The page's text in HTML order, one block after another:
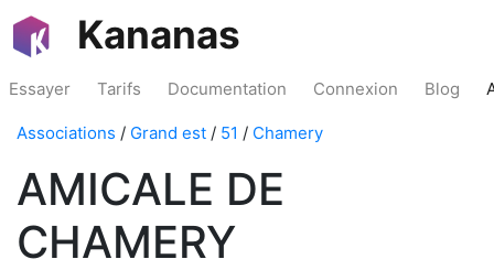
Kananas
Essayer Tarifs Documentation Connexion Blog
Associations / Grand est / 51 / Chamery
AMICALE DE
CHAMERY